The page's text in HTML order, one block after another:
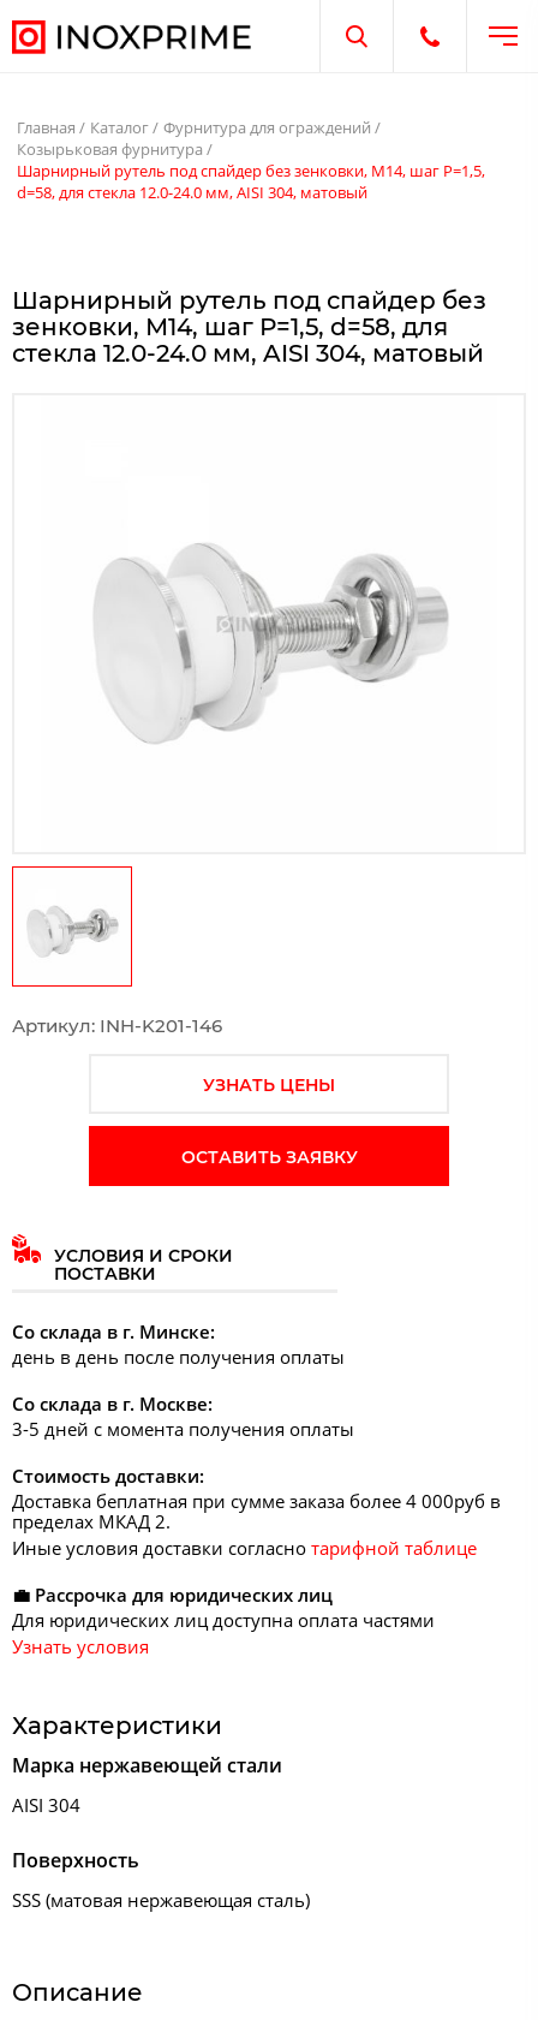
Открыть поиск
Открыть
Главная Каталог
Фурнитура для ограждений
Козырьковая фурнитура
Шарнирный рутель под спайдер без зенковки, М14, шаг Р=1,5,
d=58, для стекла 12.0-24.0 мм, AISI 304, матовый
Шарнирный рутель под спайдер без
зенковки, М14, шаг Р=1,5, d=58, для
стекла 12.0-24.0 мм, AISI 304, матовый
Артикул: INH-K201-146
УЗНАТЬ ЦЕНЫ
ОСТАВИТЬ ЗАЯВКУ
УСЛОВИЯ И СРОКИ
ПОСТАВКИ
Со склада в г. Минске:
день в день после получения оплаты
Со склада в г. Москве:
3-5 дней с момента получения оплаты
Стоимость доставки:
Доставка беплатная при сумме заказа более 4 000руб в
пределах МКАД 2.
Иные условия доставки согласно тарифной таблице
💼 Рассрочка для юридических лиц
Для юридических лиц доступна оплата частями
Узнать условия
Характеристики
Марка нержавеющей стали
AISI 304
Поверхность
SSS (матовая нержавеющая сталь)
Описание